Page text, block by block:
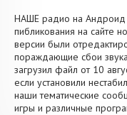
НАШЕ радио на Андроид
пибликования на сайте
версии были
пораждающие сбои
загрузил файл от 10
если установили
наши тематические
игры и различные